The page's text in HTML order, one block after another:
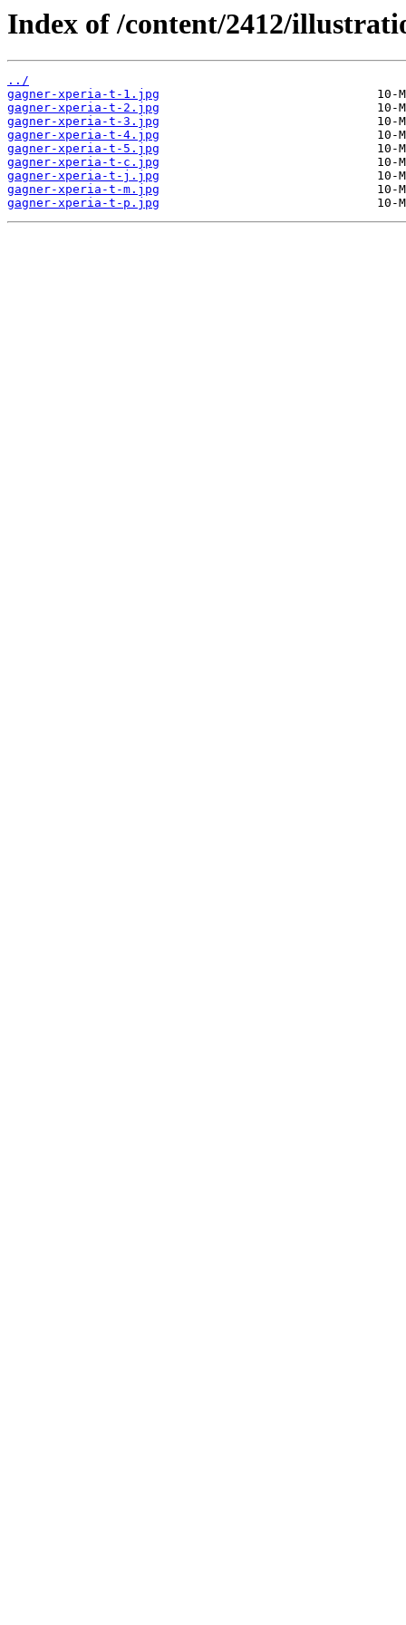
Index of /content/2412/
../
gagner-xperia-t-1.jpg
gagner-xperia-t-2.jpg
gagner-xperia-t-3.jpg
gagner-xperia-t-4.jpg
gagner-xperia-t-5.jpg
gagner-xperia-t-c.jpg
gagner-xperia-t-j.jpg
gagner-xperia-t-m.jpg
gagner-xperia-t-p.jpg